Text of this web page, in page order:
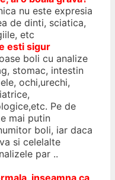
nu este expresia
de dinti, sciatica,
etc
esti sigur
boli cu analize
stomac, intestin
ochi,urechi,
Pe de
mai putin
boli, iar daca
si celelalte
par ..
, inseamna ca